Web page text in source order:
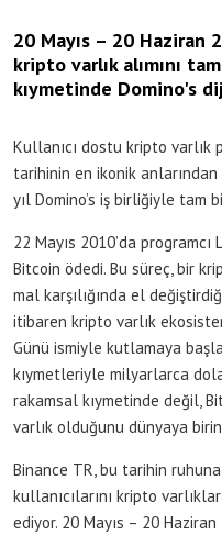
20 Mayıs – 20
kripto varlık alımını
kıymetinde Domino's
Kullanıcı dostu kripto varlık
tarihinin en ikonik
yıl Domino’s iş birliğiyle tam
22 Mayıs 2010’da
Bitcoin ödedi. Bu süreç, bir
mal karşılığında el
itibaren kripto varlık
Günü ismiyle kutlamaya
kıymetleriyle milyarlarca
rakamsal kıymetinde değil,
varlık olduğunu dünyaya
Binance TR, bu tarihin
kullanıcılarını kripto
ediyor. 20 Mayıs – 20